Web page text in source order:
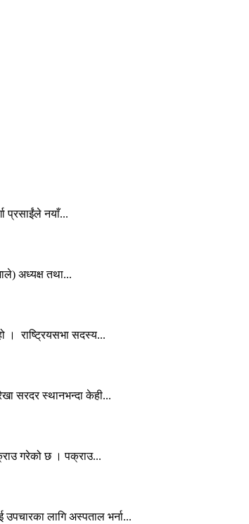
प्रसाईंले नयाँ...
अध्यक्ष तथा...
। राष्ट्रियसभा सदस्य...
सरदर स्थानभन्दा केही...
गरेको छ । पक्राउ...
लागि अस्पताल भर्ना...